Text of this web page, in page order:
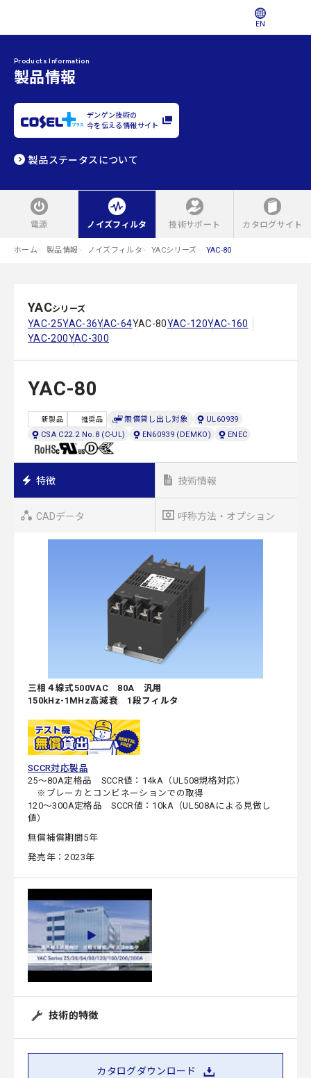
EN
Products Information
製品情報
デンゲン技術の
今を伝える情報サイト
製品ステータスについて
電源 ノイズフィルタ 技術サポート カタログサイト
ホーム 製品情報 ノイズフィルタ YACシリーズ YAC-80
YACシリーズ
YAC-25YAC-36YAC-64YAC-80YAC-120YAC-160
YAC-200YAC-300
YAC-80
新製品 推奨品 無償貸し出し対象
UL60939
CSA C22.2 No.8 (C-UL)
EN60939 (DEMKO) ENEC
特徴 技術情報
CADデータ 呼称方法・オプション
三相４線式500VAC 80A 汎用
150kHz-1MHz高減衰 1段フィルタ
SCCR対応製品
25～80A定格品 SCCR値：14kA（UL508規格対応）
※ブレーカとコンビネーションでの取得
120～300A定格品 SCCR値：10kA（UL508Aによる見做し
値）
無償補償期間5年
発売年：2023年
技術的特徴
カタログダウンロード